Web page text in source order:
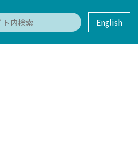
English